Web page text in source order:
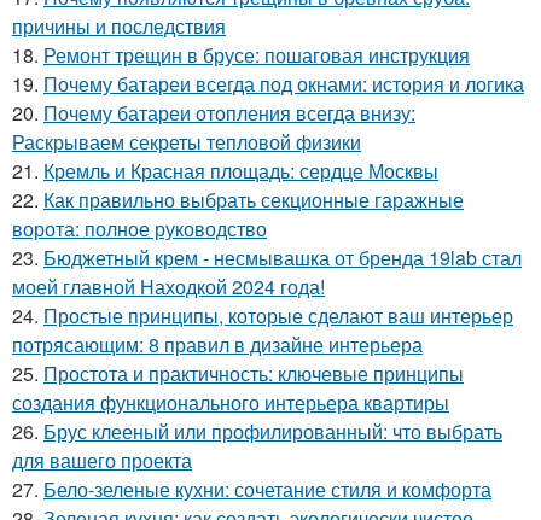
причины и последствия
18. Ремонт трещин в брусе: пошаговая инструкция
19. Почему батареи всегда под окнами: история и логика
20. Почему батареи отопления всегда внизу:
Раскрываем секреты тепловой физики
21. Кремль и Красная площадь: сердце Москвы
22. Как правильно выбрать секционные гаражные
ворота: полное руководство
23. Бюджетный крем - несмывашка от бренда 19lab стал
моей главной Находкой 2024 года!
24. Простые принципы, которые сделают ваш интерьер
потрясающим: 8 правил в дизайне интерьера
25. Простота и практичность: ключевые принципы
создания функционального интерьера квартиры
26. Брус клееный или профилированный: что выбрать
для вашего проекта
27. Бело-зеленые кухни: сочетание стиля и комфорта